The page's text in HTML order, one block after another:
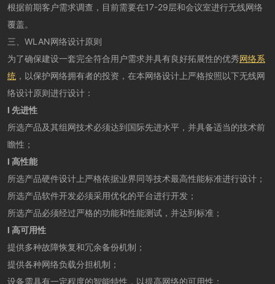
根据前期客户需求调查，目前需要在17-29层和会议室进行无线网络
覆盖。
三、WLAN网络设计原则
为了确保建设一套完全符合用户需求并具有良好拓展性的优秀网络系
统 ，以保护网络拥有者的投资，在本网络设计上严格按照以下无线网
络设计原则进行设计：
l 先进性
所选产品及其组网技术必须达到国际先进水平，并具备适当的技术前
瞻性；
l 高性能
所选产品硬件设计上严格依据业界同等技术最高性能标准进行设计；
所选产品软件开发必须采用优化的平台进行开发；
所选产品必须经过严格的功能和性能测试，并达到标准；
l 高可用性
提供多种故障恢复和冗余备份机制；
提供各种网络负载分担机制；
设备需具有一定程度的智能特性，以提高网络的可用性；